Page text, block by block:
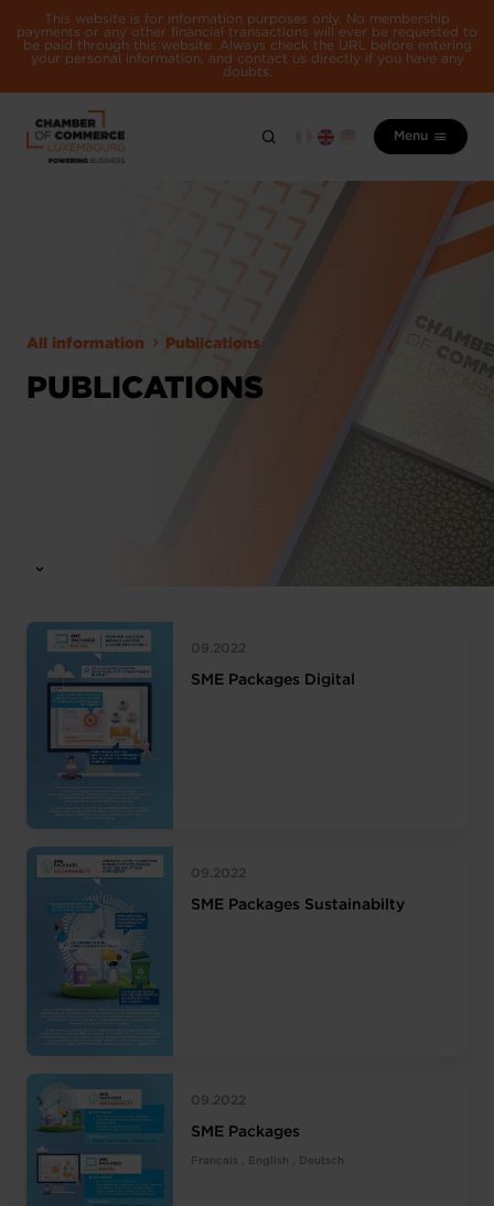
This website is for information purposes only. No membership
payments or any other financial transactions will ever be requested to
be paid through this website. Always check the URL before entering
your personal information, and contact us directly if you have any
doubts.
Menu
All information Publications
PUBLICATIONS
09.2022
SME Packages Digital
09.2022
SME Packages Sustainabilty
09.2022
SME Packages
Français , English , Deutsch